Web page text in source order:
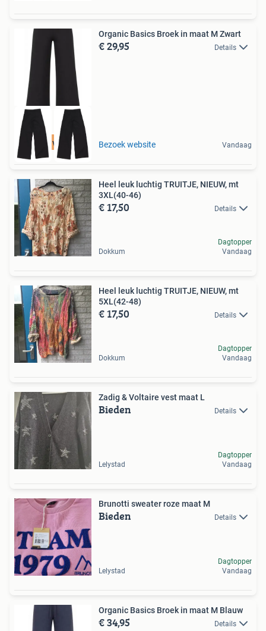
Tot 75% voordeel
Organic Basics Broek in maat M Zwart
€ 29,95 Details
Bezoek website Vandaag
Heel leuk luchtig TRUITJE, NIEUW, mt
3XL(40-46)
€ 17,50 Details
Dokkum
Dagtopper
Vandaag
Heel leuk luchtig TRUITJE, NIEUW, mt
5XL(42-48)
€ 17,50 Details
Dokkum
Dagtopper
Vandaag
Zadig & Voltaire vest maat L
Bieden Details
Lelystad
Dagtopper
Vandaag
Brunotti sweater roze maat M
Bieden Details
Lelystad
Dagtopper
Vandaag
Organic Basics Broek in maat M Blauw
€ 34,95 Details